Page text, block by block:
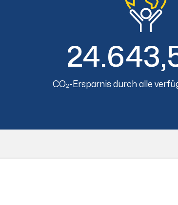
CO₂-Ersparnis durch alle